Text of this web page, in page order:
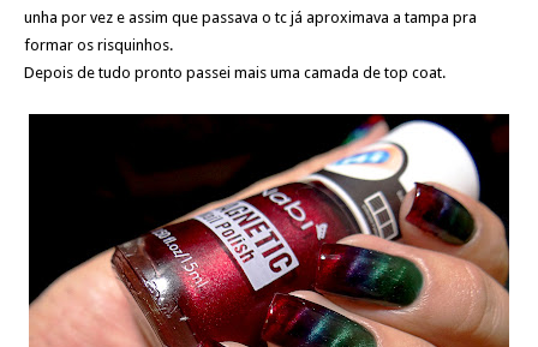
unha por vez e assim que passava o tc já aproximava a tampa pra
formar os risquinhos.
Depois de tudo pronto passei mais uma camada de top coat.